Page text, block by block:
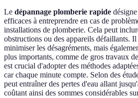
Le dépannage plomberie rapide
efficaces à entreprendre en cas de
installations de plomberie. Cela peut
obstructions ou des appareils défaillants.
minimiser les désagréments, mais
plus importants, comme de gros travaux
est crucial d'adopter des méthodes
car chaque minute compte. Selon des
peut entraîner des pertes d'eau allant
coûtant ainsi des sommes considérables